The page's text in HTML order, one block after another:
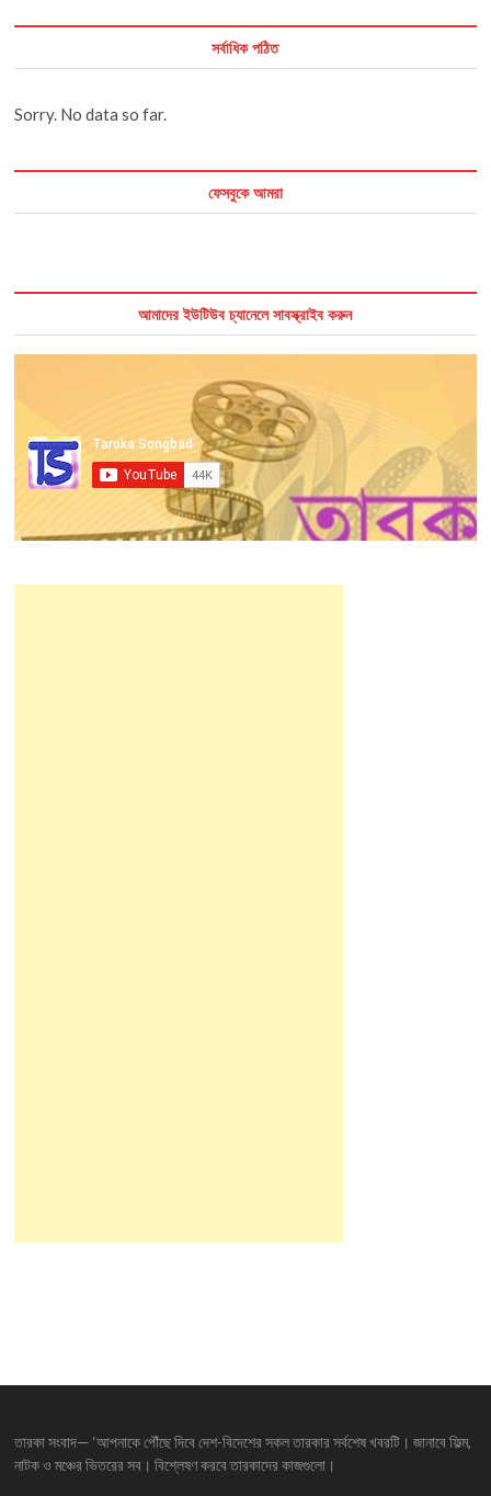
সর্বাধিক পঠিত
Sorry. No data so far.
ফেসবুকে আমরা
আমাদের ইউটিউব চ্যানেলে সাবস্ক্রাইব করুন
তারকা সংবাদ— ‘আপনাকে পৌঁছে দিবে দেশ-বিদেশের সকল তারকার সর্বশেষ খবরটি। জানাবে ফিল্ম,
নাটক ও মঞ্চের ভিতরের সব। বিশ্লেষণ করবে তারকাদের কাজগুলো।